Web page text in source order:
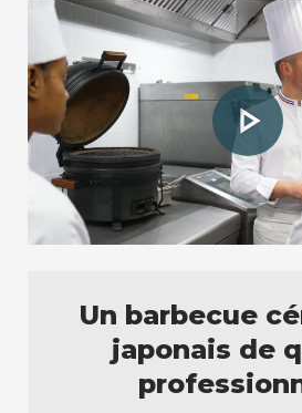
Un barbecue
japonais de